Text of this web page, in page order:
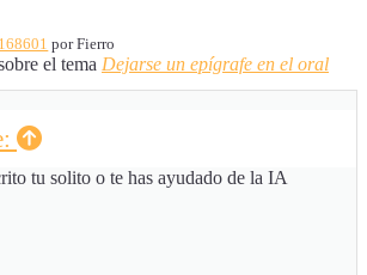
porFierro
el tema Dejarse un epígrafe en el oral
tu solito o te has ayudado de la IA